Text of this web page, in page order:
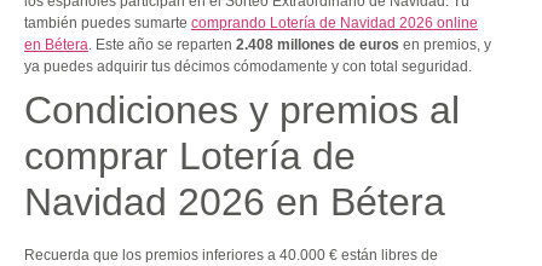
también puedes sumarte comprando Lotería de Navidad 2026 online
en Bétera. Este año se reparten 2.408 millones de euros en premios, y
ya puedes adquirir tus décimos cómodamente y con total seguridad.
Condiciones y premios al
comprar Lotería de
Navidad 2026 en Bétera
Recuerda que los premios inferiores a 40.000 € están libres de